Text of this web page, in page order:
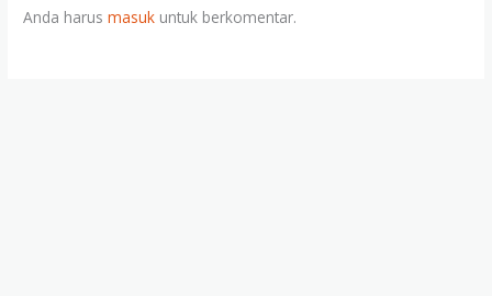
Anda harusmasuk untuk berkomentar.